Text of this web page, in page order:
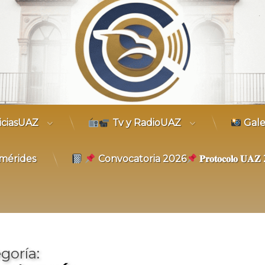
Tv y RadioUAZ
Convocatoria 2026 𝐏𝐫𝐨𝐭𝐨𝐜𝐨𝐥𝐨